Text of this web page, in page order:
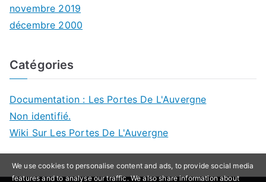
novembre 2019
décembre 2000
Catégories
Documentation : Les Portes De L'Auvergne
Non identifié.
Wiki Sur Les Portes De L'Auvergne
We use cookies to personalise content and ads, to provide social media
features and to analyse our traffic. We also share information about